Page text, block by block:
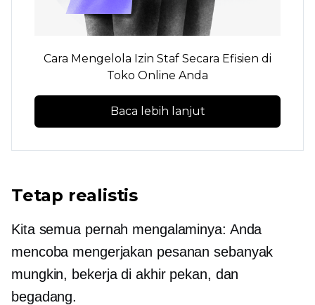
Cara Mengelola Izin Staf Secara Efisien di
Toko Online Anda
Baca lebih lanjut
Tetap realistis
Kita semua pernah mengalaminya: Anda
mencoba mengerjakan pesanan sebanyak
mungkin, bekerja di akhir pekan, dan
begadang.